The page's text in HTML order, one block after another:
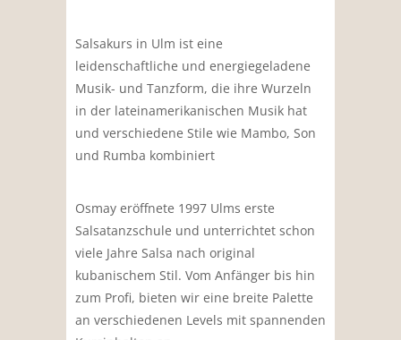
Salsakurs in Ulm ist eine
leidenschaftliche und energiegeladene
Musik- und Tanzform, die ihre Wurzeln
in der lateinamerikanischen Musik hat
und verschiedene Stile wie Mambo, Son
und Rumba kombiniert
Osmay eröffnete 1997 Ulms erste
Salsatanzschule und unterrichtet schon
viele Jahre Salsa nach original
kubanischem Stil. Vom Anfänger bis hin
zum Profi, bieten wir eine breite Palette
an verschiedenen Levels mit spannenden